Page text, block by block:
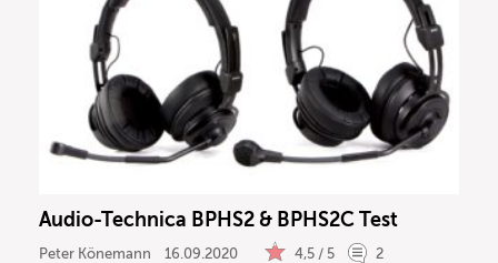
Audio-Technica BPHS2 & BPHS2C Test
Peter Könemann 16.09.2020 4,5 / 5 2